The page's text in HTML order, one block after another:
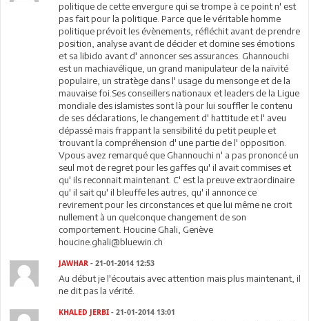
politique de cette envergure qui se trompe à ce point n' est
pas fait pour la politique. Parce que le véritable homme
politique prévoit les évènements, réfléchit avant de prendre
position, analyse avant de décider et domine ses émotions
et sa libido avant d' annoncer ses assurances. Ghannouchi
est un machiavélique, un grand manipulateur de la naïvité
populaire, un stratège dans l' usage du mensonge et de la
mauvaise foi.Ses conseillers nationaux et leaders de la Ligue
mondiale des islamistes sont là pour lui souffler le contenu
de ses déclarations, le changement d' hattitude et l' aveu
dépassé mais frappant la sensibilité du petit peuple et
trouvant la compréhension d' une partie de l' opposition.
Vpous avez remarqué que Ghannouchi n' a pas prononcé un
seul mot de regret pour les gaffes qu' il avait commises et
qu' ils reconnait maintenant. C' est la preuve extraordinaire
qu' il sait qu' il bleuffe les autres, qu' il annonce ce
revirement pour les circonstances et que lui même ne croit
nullement à un quelconque changement de son
comportement. Houcine Ghali, Genève
houcine.ghali@bluewin.ch
JAWHAR - 21-01-2014 12:53
Au début je l'écoutais avec attention mais plus maintenant, il
ne dit pas la vérité.
KHALED JERBI - 21-01-2014 13:01